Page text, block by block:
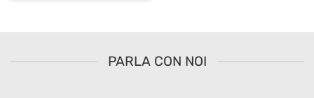
PARLA CON NOI